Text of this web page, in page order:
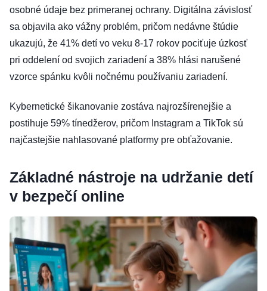
osobné údaje bez primeranej ochrany. Digitálna závislosť
sa objavila ako vážny problém, pričom nedávne štúdie
ukazujú, že 41% detí vo veku 8-17 rokov pociťuje úzkosť
pri oddelení od svojich zariadení a 38% hlási narušené
vzorce spánku kvôli nočnému používaniu zariadení.
Kybernetické šikanovanie zostáva najrozšírenejšie a
postihuje 59% tínedžerov, pričom Instagram a TikTok sú
najčastejšie nahlasované platformy pre obťažovanie.
Základné nástroje na udržanie detí
v bezpečí online